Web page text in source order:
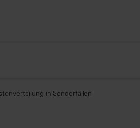
in Sonderfällen